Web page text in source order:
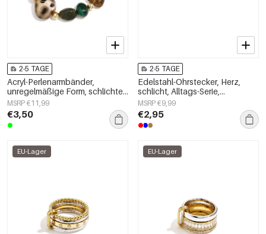
2-5 TAGE
Acryl-Perlenarmbänder,
unregelmäßige Form, schlichte
Alltagsserie, Damenschmuck
MSRP €11,99
€3,50
2-5 TAGE
Edelstahl-Ohrstecker, Herz,
schlicht, Alltags-Serie,
Damenschmuck
MSRP €9,99
€2,95
EU-Lager EU-Lager